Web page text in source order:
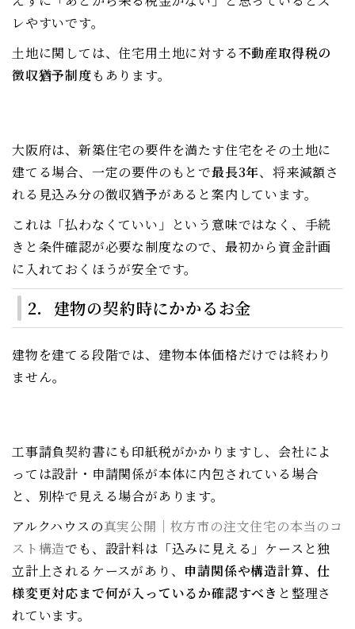
レやすいです。
土地に関しては、住宅用土地に対する不動産取得税の
徴収猶予制度もあります。
大阪府は、新築住宅の要件を満たす住宅をその土地に
建てる場合、一定の要件のもとで最長3年、将来減額さ
れる見込み分の徴収猶予があると案内しています。
これは「払わなくていい」という意味ではなく、手続
きと条件確認が必要な制度なので、最初から資金計画
に入れておくほうが安全です。
2．建物の契約時にかかるお金
建物を建てる段階では、建物本体価格だけでは終わり
ません。
工事請負契約書にも印紙税がかかりますし、会社によ
っては設計・申請関係が本体に内包されている場合
と、別枠で見える場合があります。
アルクハウスの真実公開｜枚方市の注文住宅の本当のコ
スト構造でも、設計料は「込みに見える」ケースと独
立計上されるケースがあり、 申請関係や構造計算、仕
様変更対応まで何が入っているか確認すべき と整理さ
れています。